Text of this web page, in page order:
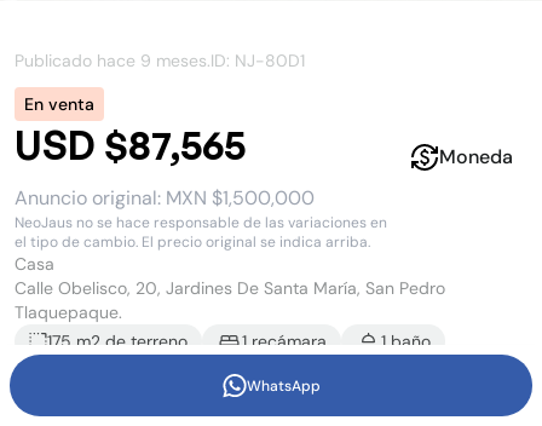
Publicado hace 9 meses.ID: NJ-80D1
En venta
USD $87,565
Anuncio original: MXN $1,500,000
NeoJaus no se hace responsable de las variaciones en
el tipo de cambio. El precio original se indica arriba.
Moneda
Casa
Calle Obelisco, 20, Jardines De Santa María, San Pedro
Tlaquepaque.
175 m2 de terreno 1 recámara 1 baño
2 piso
WhatsApp